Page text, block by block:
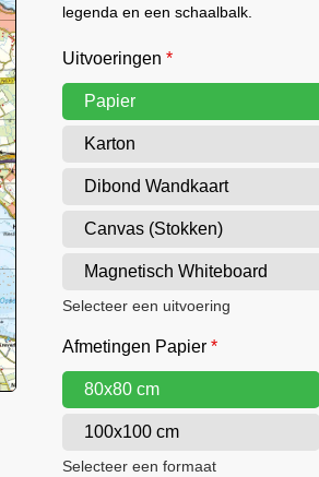
legenda en een schaalbalk.
Uitvoeringen *
Papier
Karton
Dibond Wandkaart
Canvas (Stokken)
Magnetisch Whiteboard
Selecteer een uitvoering
Afmetingen Papier *
80x80 cm
100x100 cm
Selecteer een formaat